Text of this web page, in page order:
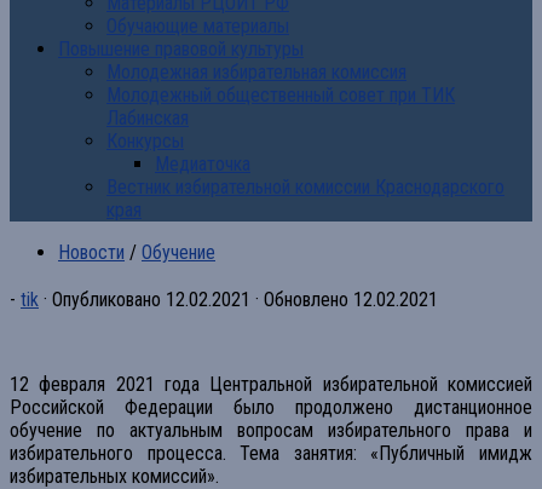
Обучающие материалы
Повышение правовой культуры
Молодежная избирательная комиссия
Молодежный общественный совет при ТИК
Лабинская
Конкурсы
Медиаточка
Вестник избирательной комиссии Краснодарского
края
Новости / Обучение
- tik · Опубликовано 12.02.2021 · Обновлено 12.02.2021
12 февраля 2021 года Центральной избирательной комиссией
Российской Федерации было продолжено дистанционное
обучение по актуальным вопросам избирательного права и
избирательного процесса. Тема занятия: «Публичный имидж
избирательных комиссий».